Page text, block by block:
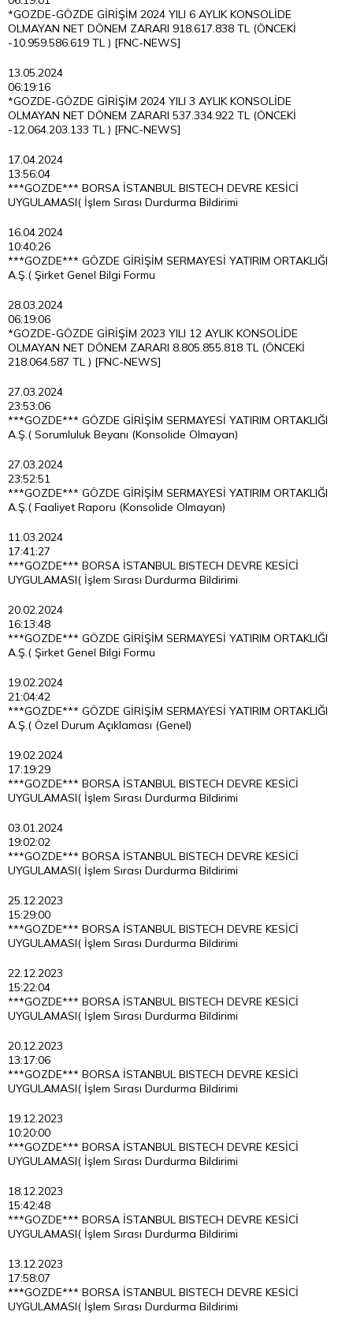
*GOZDE-GÖZDE GİRİŞİM 2024 YILI 6 AYLIK KONSOLİDE
OLMAYAN NET DÖNEM ZARARI 918.617.838 TL (ÖNCEKİ
-10.959.586.619 TL ) [FNC-NEWS]
13.05.2024
06:19:16
*GOZDE-GÖZDE GİRİŞİM 2024 YILI 3 AYLIK KONSOLİDE
OLMAYAN NET DÖNEM ZARARI 537.334.922 TL (ÖNCEKİ
-12.064.203.133 TL ) [FNC-NEWS]
17.04.2024
13:56:04
***GOZDE*** BORSA İSTANBUL BISTECH DEVRE KESİCİ
UYGULAMASI( İşlem Sırası Durdurma Bildirimi
16.04.2024
10:40:26
***GOZDE*** GÖZDE GİRİŞİM SERMAYESİ YATIRIM ORTAKLIĞI
A.Ş.( Şirket Genel Bilgi Formu
28.03.2024
06:19:06
*GOZDE-GÖZDE GİRİŞİM 2023 YILI 12 AYLIK KONSOLİDE
OLMAYAN NET DÖNEM ZARARI 8.805.855.818 TL (ÖNCEKİ
218.064.587 TL ) [FNC-NEWS]
27.03.2024
23:53:06
***GOZDE*** GÖZDE GİRİŞİM SERMAYESİ YATIRIM ORTAKLIĞI
A.Ş.( Sorumluluk Beyanı (Konsolide Olmayan)
27.03.2024
23:52:51
***GOZDE*** GÖZDE GİRİŞİM SERMAYESİ YATIRIM ORTAKLIĞI
A.Ş.( Faaliyet Raporu (Konsolide Olmayan)
11.03.2024
17:41:27
***GOZDE*** BORSA İSTANBUL BISTECH DEVRE KESİCİ
UYGULAMASI( İşlem Sırası Durdurma Bildirimi
20.02.2024
16:13:48
***GOZDE*** GÖZDE GİRİŞİM SERMAYESİ YATIRIM ORTAKLIĞI
A.Ş.( Şirket Genel Bilgi Formu
19.02.2024
21:04:42
***GOZDE*** GÖZDE GİRİŞİM SERMAYESİ YATIRIM ORTAKLIĞI
A.Ş.( Özel Durum Açıklaması (Genel)
19.02.2024
17:19:29
***GOZDE*** BORSA İSTANBUL BISTECH DEVRE KESİCİ
UYGULAMASI( İşlem Sırası Durdurma Bildirimi
03.01.2024
19:02:02
***GOZDE*** BORSA İSTANBUL BISTECH DEVRE KESİCİ
UYGULAMASI( İşlem Sırası Durdurma Bildirimi
25.12.2023
15:29:00
***GOZDE*** BORSA İSTANBUL BISTECH DEVRE KESİCİ
UYGULAMASI( İşlem Sırası Durdurma Bildirimi
22.12.2023
15:22:04
***GOZDE*** BORSA İSTANBUL BISTECH DEVRE KESİCİ
UYGULAMASI( İşlem Sırası Durdurma Bildirimi
20.12.2023
13:17:06
***GOZDE*** BORSA İSTANBUL BISTECH DEVRE KESİCİ
UYGULAMASI( İşlem Sırası Durdurma Bildirimi
19.12.2023
10:20:00
***GOZDE*** BORSA İSTANBUL BISTECH DEVRE KESİCİ
UYGULAMASI( İşlem Sırası Durdurma Bildirimi
18.12.2023
15:42:48
***GOZDE*** BORSA İSTANBUL BISTECH DEVRE KESİCİ
UYGULAMASI( İşlem Sırası Durdurma Bildirimi
13.12.2023
17:58:07
***GOZDE*** BORSA İSTANBUL BISTECH DEVRE KESİCİ
UYGULAMASI( İşlem Sırası Durdurma Bildirimi